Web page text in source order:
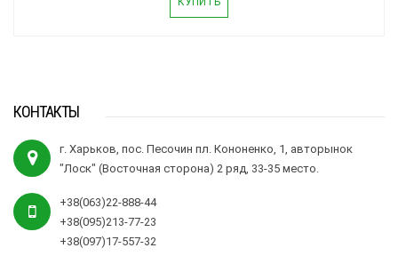
КОНТАКТЫ
г. Харьков, пос. Песочин пл. Кононенко, 1, авторынок
"Лоск" (Восточная сторона) 2 ряд, 33-35 место.
+38(063)22-888-44
+38(095)213-77-23
+38(097)17-557-32